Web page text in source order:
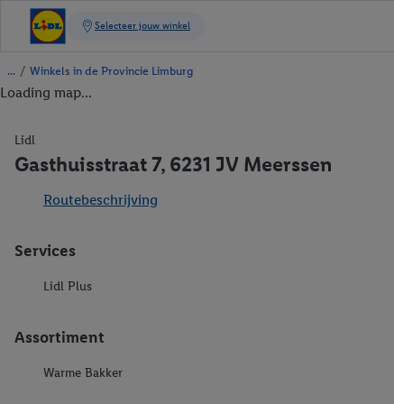
/ Winkels in de Provincie Limburg
Loading map...
Lidl
Gasthuisstraat 7, 6231 JV Meerssen
Routebeschrijving
Services
Lidl Plus
Assortiment
Warme Bakker